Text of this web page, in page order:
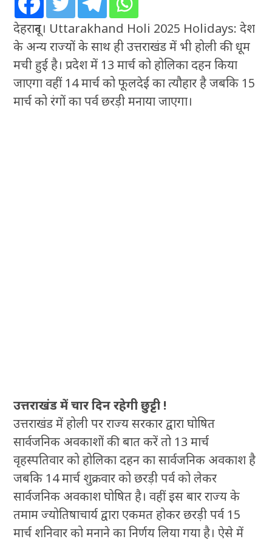
देहरादून। Uttarakhand Holi 2025 Holidays: देश
के अन्य राज्यों के साथ ही उत्तराखंड में भी होली की धूम
मची हुई है। प्रदेश में 13 मार्च को होलिका दहन किया
जाएगा वहीं 14 मार्च को फूलदेई का त्यौहार है जबकि 15
मार्च को रंगों का पर्व छरड़ी मनाया जाएगा।
उत्तराखंड में चार दिन रहेगी छुट्टी !
उत्तराखंड में होली पर राज्य सरकार द्वारा घोषित
सार्वजनिक अवकाशों की बात करें तो 13 मार्च
वृहस्पतिवार को होलिका दहन का सार्वजनिक अवकाश है
जबकि 14 मार्च शुक्रवार को छरड़ी पर्व को लेकर
सार्वजनिक अवकाश घोषित है। वहीं इस बार राज्य के
तमाम ज्योतिषाचार्य द्वारा एकमत होकर छरड़ी पर्व 15
मार्च शनिवार को मनाने का निर्णय लिया गया है। ऐसे में